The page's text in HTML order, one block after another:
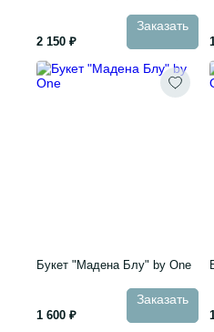
2 150 ₽
Заказать
Букет "Мадена Блу" by One
1 600 ₽
Заказать